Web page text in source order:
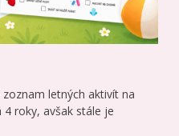
letných aktivít na
roky, avšak stále je